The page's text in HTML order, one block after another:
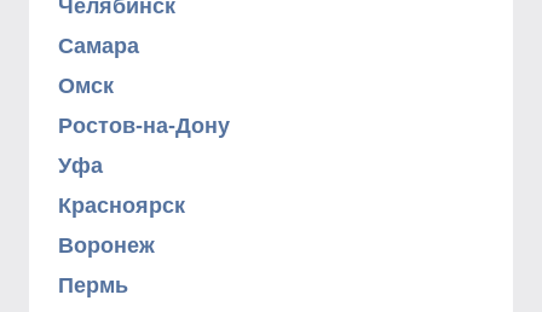
Челябинск
Самара
Омск
Ростов-на-Дону
Уфа
Красноярск
Воронеж
Пермь